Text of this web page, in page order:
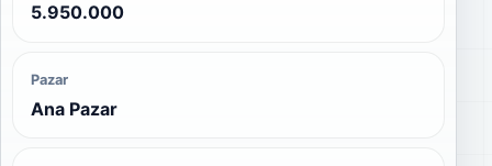
5.950.000
Pazar
Ana Pazar